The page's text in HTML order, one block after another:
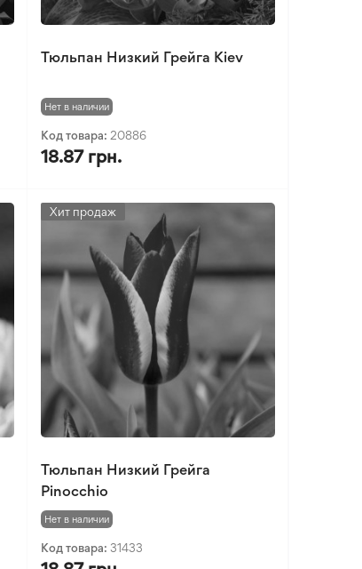
Тюльпан Низкий Грейга Kiev
Нет в наличии
Код товара: 20886
18.87 грн.
Хит продаж
Тюльпан Низкий Грейга
Pinocchio
Нет в наличии
Код товара: 31433